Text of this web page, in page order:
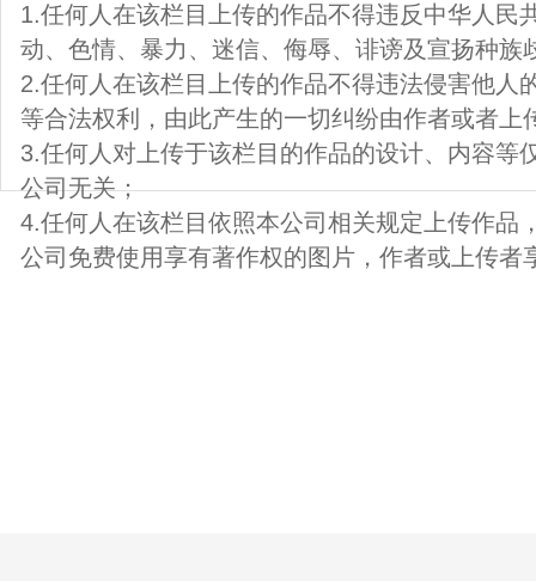
1.任何人在该栏目上传的作品不得违反中华人民
动、色情、暴力、迷信、侮辱、诽谤及宣扬种族
2.任何人在该栏目上传的作品不得违法侵害他人
等合法权利，由此产生的一切纠纷由作者或者上
3.任何人对上传于该栏目的作品的设计、内容等
公司无关；
4.任何人在该栏目依照本公司相关规定上传作品
公司免费使用享有著作权的图片，作者或上传者